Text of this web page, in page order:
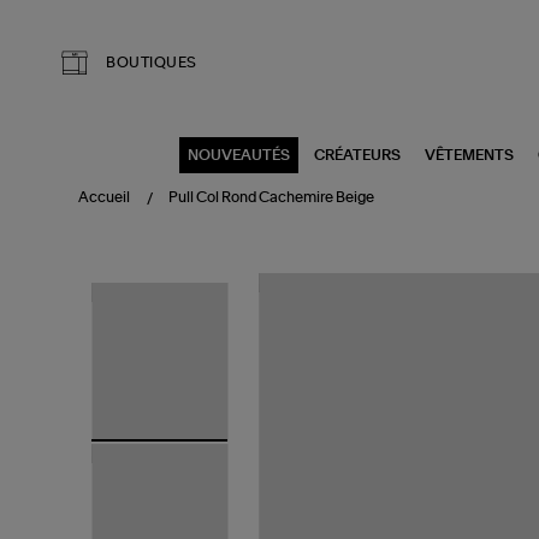
BOUTIQUES
NOUVEAUTÉS CRÉATEURS VÊTEMENTS
Accueil Pull Col Rond Cachemire Beige